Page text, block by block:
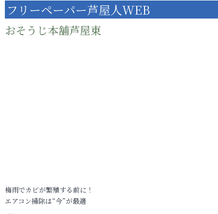
フリーペーパー芦屋人WEB
おそうじ本舗芦屋東
梅雨でカビが繁殖する前に！
エアコン掃除は“今”が最適